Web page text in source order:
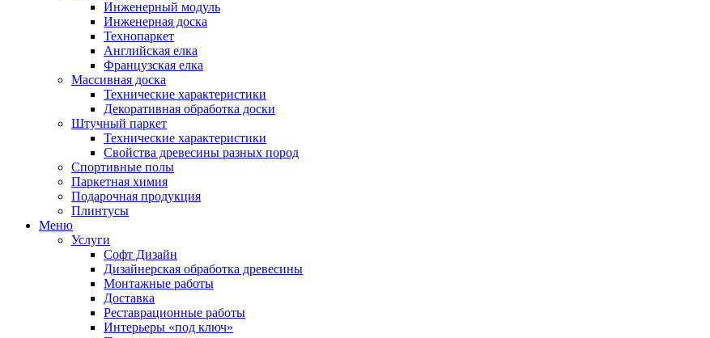
Инженерный модуль
Инженерная доска
Технопаркет
Английская елка
Французская елка
Массивная доска
Технические характеристики
Декоративная обработка доски
Штучный паркет
Технические характеристики
Свойства древесины разных пород
Спортивные полы
Паркетная химия
Подарочная продукция
Плинтусы
Меню
Услуги
Софт Дизайн
Дизайнерская обработка древесины
Монтажные работы
Доставка
Реставрационные работы
Интерьеры «под ключ»